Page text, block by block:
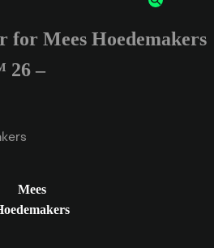
of 3 characters or numbers
for Mees Hoedemakers
26 –
Mees